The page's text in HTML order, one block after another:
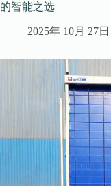
的智能之选
2025年 10月 27日